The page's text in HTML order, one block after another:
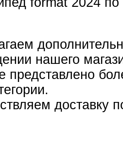
нашего
представлено
доставку